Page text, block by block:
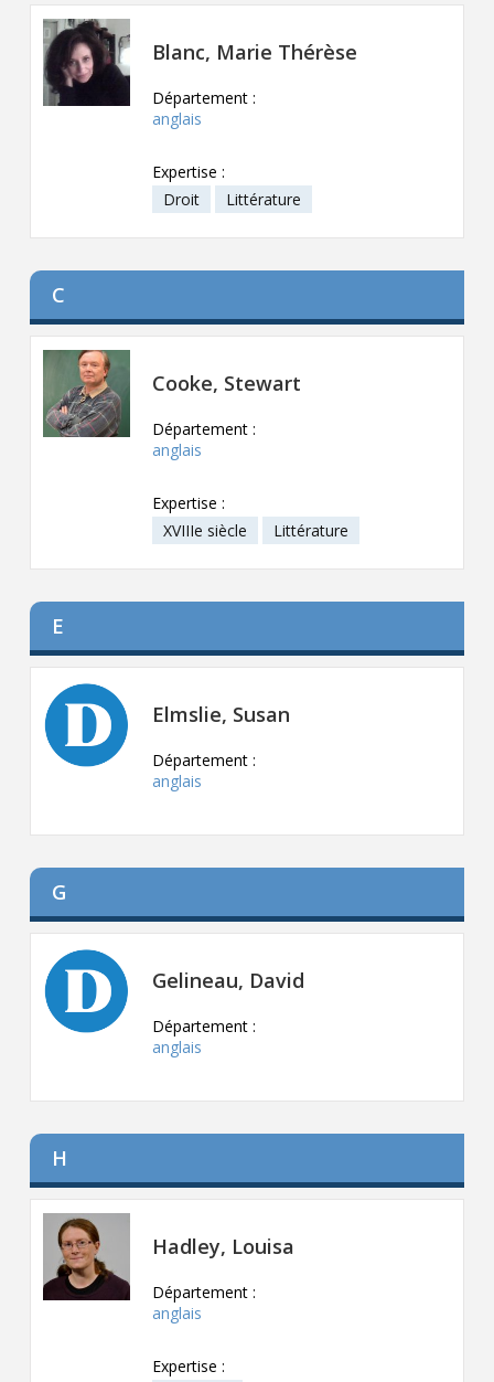
Blanc, Marie Thérèse
Département :
anglais
Expertise :
Droit
Littérature
C
Cooke, Stewart
Département :
anglais
Expertise :
XVIIIe siècle
Littérature
E
Elmslie, Susan
Département :
anglais
G
Gelineau, David
Département :
anglais
H
Hadley, Louisa
Département :
anglais
Expertise :
Menu principal
Qui vous êtes